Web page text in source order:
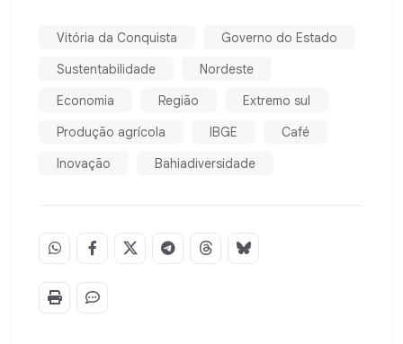
Vitória da Conquista
Governo do Estado
Sustentabilidade
Nordeste
Economia
Região
Extremo sul
Produção agrícola
IBGE
Café
Inovação
Bahiadiversidade